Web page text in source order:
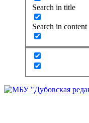
Search in title
Search in content